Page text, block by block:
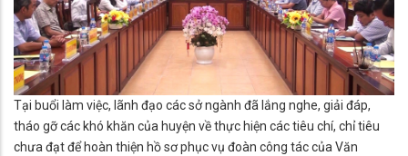
Tại buổi làm việc, lãnh đạo các sở ngành đã lắng nghe, giải đáp,
tháo gỡ các khó khăn của huyện về thực hiện các tiêu chí, chỉ tiêu
chưa đạt để hoàn thiện hồ sơ phục vụ đoàn công tác của Văn